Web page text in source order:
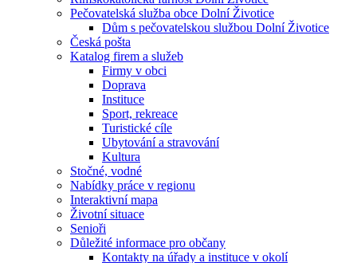
Pečovatelská služba obce Dolní Životice
Dům s pečovatelskou službou Dolní Životice
Česká pošta
Katalog firem a služeb
Firmy v obci
Doprava
Instituce
Sport, rekreace
Turistické cíle
Ubytování a stravování
Kultura
Stočné, vodné
Nabídky práce v regionu
Interaktivní mapa
Životní situace
Senioři
Důležité informace pro občany
Kontakty na úřady a instituce v okolí